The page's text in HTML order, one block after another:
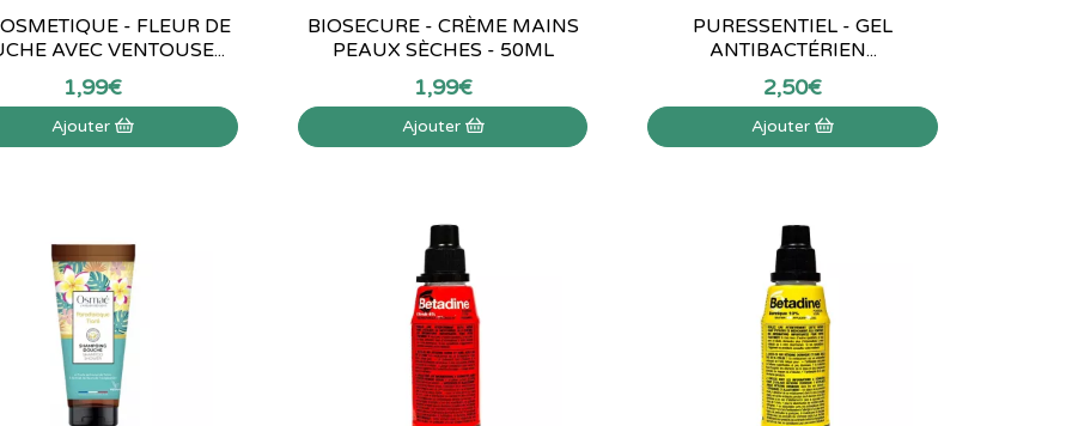
- FLEUR DE
AVEC VENTOUSE...
1,99€
Ajouter
BIOSECURE - CRÈME MAINS
PEAUX SÈCHES - 50ML
1,99€
Ajouter
PURESSENTIEL - GEL
ANTIBACTÉRIEN...
2,50€
Ajouter